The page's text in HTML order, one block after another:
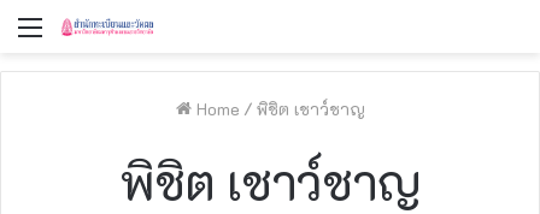
Menu
Home / พิชิต เชาว์ชาญ
พิชิต เชาว์ชาญ